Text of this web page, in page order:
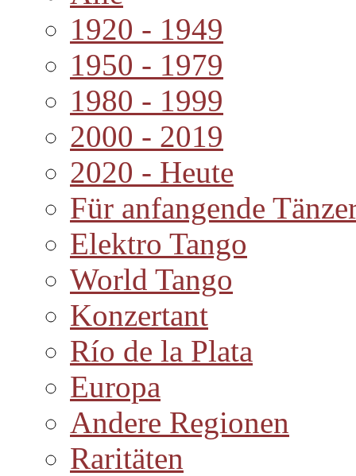
1920 - 1949
1950 - 1979
1980 - 1999
2000 - 2019
2020 - Heute
Für anfangende
Elektro Tango
World Tango
Konzertant
Río de la Plata
Europa
Andere Regionen
Raritäten